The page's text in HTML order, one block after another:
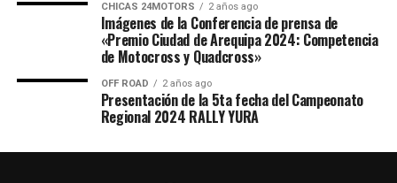
CHICAS 24MOTORS 2 años ago
Imágenes de la Conferencia de prensa de
«Premio Ciudad de Arequipa 2024: Competencia
de Motocross y Quadcross»
OFF ROAD 2 años ago
Presentación de la 5ta fecha del Campeonato
Regional 2024 RALLY YURA